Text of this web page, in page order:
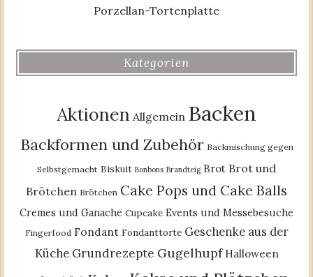
Porzellan-Tortenplatte
Kategorien
Aktionen Allgemein Backen
Backformen und Zubehör Backmischung gegen
Selbstgemacht Biskuit Bonbons Brandteig Brot Brot und
Brötchen Brötchen Cake Pops und Cake Balls
Cremes und Ganache Cupcake Events und Messebesuche
Fingerfood Fondant Fondanttorte Geschenke aus der
Küche Grundrezepte Gugelhupf Halloween